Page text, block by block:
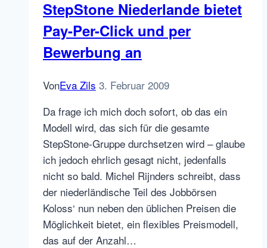
kauft
Social
StepStone Niederlande bietet
Pay-Per-Click und per
Bewerbung an
VonEva Zils 3. Februar 2009
Da frage ich mich doch sofort, ob das ein
Modell wird, das sich für die gesamte
StepStone-Gruppe durchsetzen wird – glaube
ich jedoch ehrlich gesagt nicht, jedenfalls
nicht so bald. Michel Rijnders schreibt, dass
der niederländische Teil des Jobbörsen
Koloss‘ nun neben den üblichen Preisen die
Möglichkeit bietet, ein flexibles Preismodell,
das auf der Anzahl…